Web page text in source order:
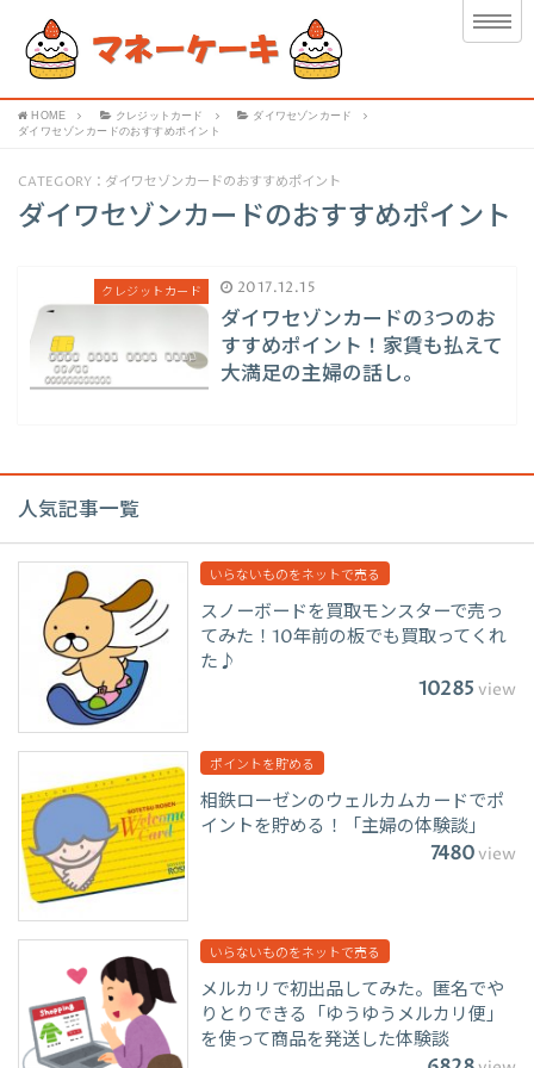
HOME クレジットカード
ダイワセゾンカード
ダイワセゾンカードのおすすめポイント
CATEGORY：ダイワセゾンカードのおすすめポイント
ダイワセゾンカードのおすすめポイント
クレジットカード 2017.12.15
ダイワセゾンカードの3つのお
すすめポイント！家賃も払えて
大満足の主婦の話し。
人気記事一覧
いらないものをネットで売る
スノーボードを買取モンスターで売っ
てみた！10年前の板でも買取ってくれ
た♪
10285 view
ポイントを貯める
相鉄ローゼンのウェルカムカードでポ
イントを貯める！「主婦の体験談」
7480view
いらないものをネットで売る
メルカリで初出品してみた。匿名でや
りとりできる「ゆうゆうメルカリ便」
を使って商品を発送した体験談